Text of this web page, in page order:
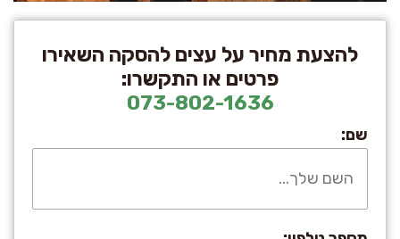
להצעת מחיר על עצים להסקה השאירו
פרטים או התקשרו:
073-802-1636
שם: